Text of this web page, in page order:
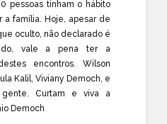
pessoas tinham o hábito
família. Hoje, apesar de
oculto, não declarado é
vale a pena ter a
encontros. Wilson
Kalil Viviany Democh , e
Curtam e viva a
Democh